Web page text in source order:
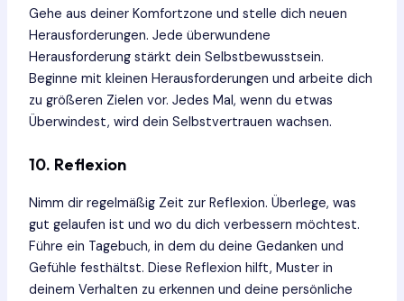
Gehe aus deiner Komfortzone und stelle dich neuen
Herausforderungen. Jede überwundene
Herausforderung stärkt dein Selbstbewusstsein.
Beginne mit kleinen Herausforderungen und arbeite dich
zu größeren Zielen vor. Jedes Mal, wenn du etwas
Überwindest, wird dein Selbstvertrauen wachsen.
10. Reflexion
Nimm dir regelmäßig Zeit zur Reflexion. Überlege, was
gut gelaufen ist und wo du dich verbessern möchtest.
Führe ein Tagebuch, in dem du deine Gedanken und
Gefühle festhältst. Diese Reflexion hilft, Muster in
deinem Verhalten zu erkennen und deine persönliche